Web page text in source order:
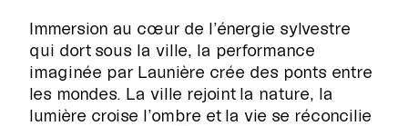
Immersion au cœur de l’énergie sylvestre
qui dort sous la ville, la performance
imaginée par Launière crée des ponts entre
les mondes. La ville rejoint la nature, la
lumière croise l’ombre et la vie se réconcilie